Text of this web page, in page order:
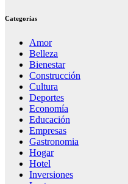
Categorías
Amor
Belleza
Bienestar
Construcción
Cultura
Deportes
Economía
Educación
Empresas
Gastronomia
Hogar
Hotel
Inversiones